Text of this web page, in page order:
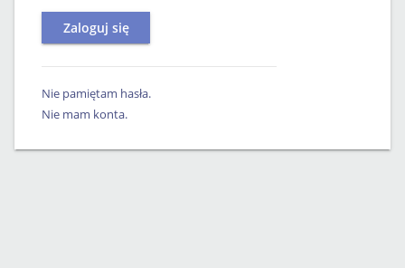
Zaloguj się
Nie pamiętam hasła.
Nie mam konta.